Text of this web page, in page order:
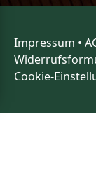
Impressum •
Cookie-